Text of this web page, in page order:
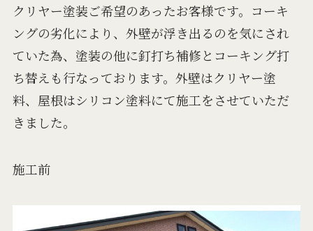
クリヤー塗装ご希望のあったお客様です。コーキ
ングの劣化により、外壁が浮き出るのを気にされ
ていた為、塗装の他に釘打ち補修とコーキング打
ち替えも行なっております。外壁はクリヤー塗
料、屋根はシリコン塗料にて施工をさせていただ
きました。
施工前